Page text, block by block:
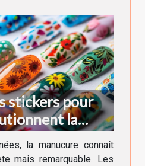
stickers pour
la
la manucure connaît
mais remarquable. Les